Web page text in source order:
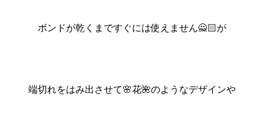
ボンドが乾くまですぐには使えません🙅🏻が
端切れをはみ出させて🌸花🌺のようなデザインや